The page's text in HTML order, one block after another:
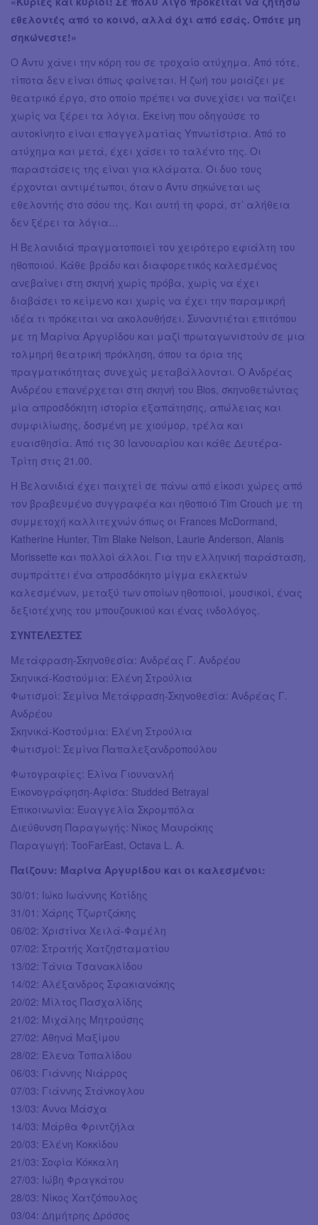
εθελοντές από το κοινό, αλλά όχι από εσάς. Οπότε μη
σηκώνεστε!»
Ο Άντυ χάνει την κόρη του σε τροχαίο ατύχημα. Από τότε,
τίποτα δεν είναι όπως φαίνεται. Η ζωή του μοιάζει με
θεατρικό έργο, στο οποίο πρέπει να συνεχίσει να παίζει
χωρίς να ξέρει τα λόγια. Εκείνη που οδηγούσε το
αυτοκίνητο είναι επαγγελματίας Υπνωτίστρια. Από το
ατύχημα και μετά, έχει χάσει το ταλέντο της. Οι
παραστάσεις της είναι για κλάματα. Οι δυο τους
έρχονται αντιμέτωποι, όταν ο Άντυ σηκώνεται ως
εθελοντής στο σόου της. Και αυτή τη φορά, στ’ αλήθεια
δεν ξέρει τα λόγια…
Η Βελανιδιά πραγματοποιεί τον χειρότερο εφιάλτη του
ηθοποιού. Κάθε βράδυ και διαφορετικός καλεσμένος
ανεβαίνει στη σκηνή χωρίς πρόβα, χωρίς να έχει
διαβάσει το κείμενο και χωρίς να έχει την παραμικρή
ιδέα τι πρόκειται να ακολουθήσει. Συναντιέται επιτόπου
με τη Μαρίνα Αργυρίδου και μαζί πρωταγωνιστούν σε μια
τολμηρή θεατρική πρόκληση, όπου τα όρια της
πραγματικότητας συνεχώς μεταβάλλονται. Ο Ανδρέας
Ανδρέου επανέρχεται στη σκηνή του Bios, σκηνοθετώντας
μία απροσδόκητη ιστορία εξαπάτησης, απώλειας και
συμφιλίωσης, δοσμένη με χιούμορ, τρέλα και
ευαισθησία. Από τις 30 Ιανουαρίου και κάθε Δευτέρα-
Τρίτη στις 21.00.
Η Βελανιδιά έχει παιχτεί σε πάνω από είκοσι χώρες από
τον βραβευμένο συγγραφέα και ηθοποιό Tim Crouch με τη
συμμετοχή καλλιτεχνών όπως οι Frances McDormand,
Katherine Hunter, Tim Blake Nelson, Laurie Anderson, Alanis
Morissette και πολλοί άλλοι. Για την ελληνική παράσταση,
συμπράττει ένα απροσδόκητο μίγμα εκλεκτών
καλεσμένων, μεταξύ των οποίων ηθοποιοί, μουσικοί, ένας
δεξιοτέχνης του μπουζουκιού και ένας ινδολόγος.
ΣΥΝΤΕΛΕΣΤΕΣ
Μετάφραση-Σκηνοθεσία: Ανδρέας Γ. Ανδρέου
Σκηνικά-Κοστούμια: Ελένη Στρούλια
Φωτισμοί: Σεμίνα Μετάφραση-Σκηνοθεσία: Ανδρέας Γ.
Ανδρέου
Σκηνικά-Κοστούμια: Ελένη Στρούλια
Φωτισμοί: Σεμίνα Παπαλεξανδροπούλου
Φωτογραφίες: Ελίνα Γιουνανλή
Εικονογράφηση-Αφίσα: Studded Betrayal
Επικοινωνία: Ευαγγελία Σκρομπόλα
Διεύθυνση Παραγωγής: Νίκος Μαυράκης
Παραγωγή: TooFarEast, Octava L. A.
Παίζουν: Μαρίνα Αργυρίδου και οι καλεσμένοι:
30/01: Ιώκο Ιωάννης Κοτίδης
31/01: Χάρης Τζωρτζάκης
06/02: Χριστίνα Χειλά-Φαμέλη
07/02: Στρατής Χατζησταματίου
13/02: Τάνια Τσανακλίδου
14/02: Αλέξανδρος Σφακιανάκης
20/02: Μίλτος Πασχαλίδης
21/02: Μιχάλης Μητρούσης
27/02: Αθηνά Μαξίμου
28/02: Έλενα Τοπαλίδου
06/03: Γιάννης Νιάρρος
07/03: Γιάννης Στάνκογλου
13/03: Άννα Μάσχα
14/03: Μάρθα Φριντζήλα
20/03: Ελένη Κοκκίδου
21/03: Σοφία Κόκκαλη
27/03: Ιώβη Φραγκάτου
28/03: Νίκος Χατζόπουλος
03/04: Δημήτρης Δρόσος